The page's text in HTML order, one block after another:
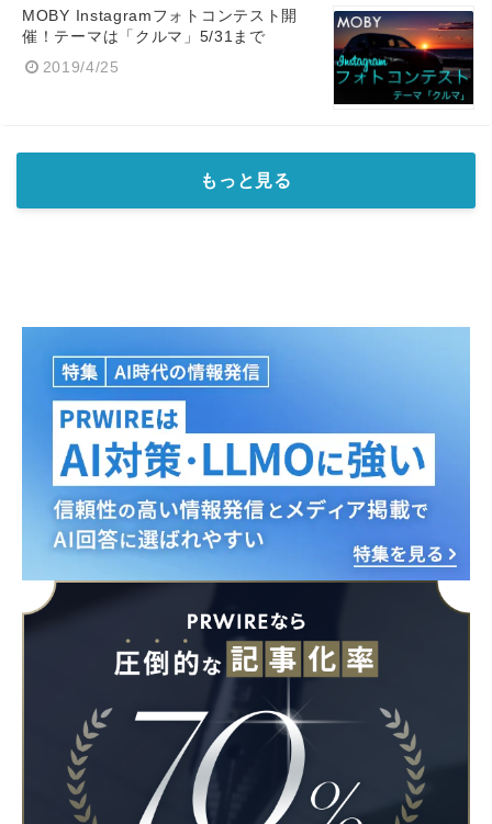
MOBY Instagramフォトコンテスト開
催！テーマは「クルマ」5/31まで
2019/4/25
もっと見る
Japanese